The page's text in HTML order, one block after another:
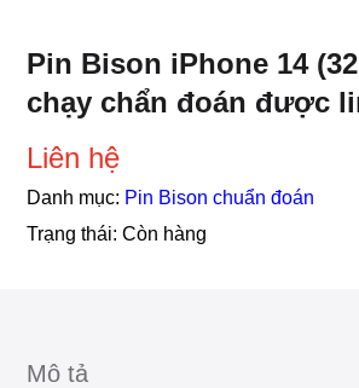
Pin Bison iPhone 14
chạy chẩn đoán được
Liên hệ
Danh mục: Pin Bison chuẩn đoán
Trạng thái:Còn hàng
Mô tả